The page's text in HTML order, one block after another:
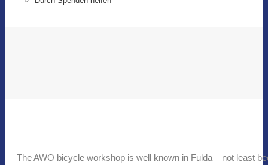
The AWO bicycle workshop is well known in Fulda – not least